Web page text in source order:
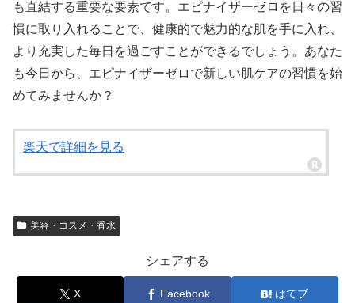
も直結する重要な要素です。エピナイザーゼロを日々の習
慣に取り入れることで、健康的で魅力的な肌を手に入れ、
より充実した毎日を過ごすことができるでしょう。あなた
も今日から、エピナイザーゼロで新しい肌ケアの習慣を始
めてみませんか？
楽天で詳細を見る
美容・コスメ・香水
シェアする
X Facebook はてブ